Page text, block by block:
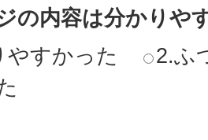
の内容は分かりや
やすかった
2.ふ